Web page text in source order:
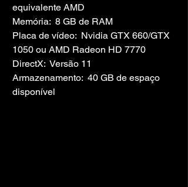
equivalente AMD
Memória:  8 GB de RAM
Placa de vídeo:  Nvidia GTX 660/GTX
1050 ou AMD Radeon HD 7770
DirectX:  Versão 11
Armazenamento:  40 GB de espaço
disponível